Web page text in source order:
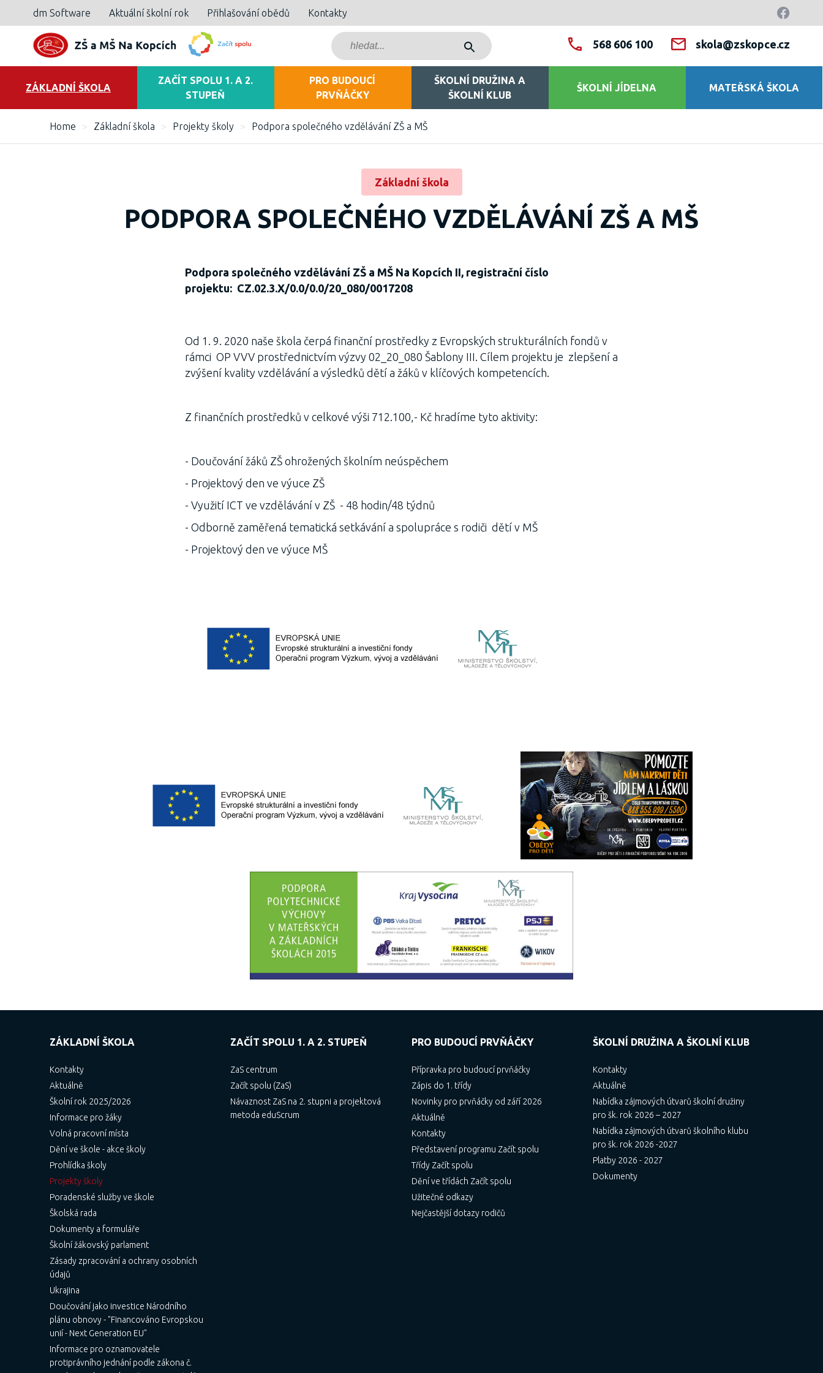
dm Software Aktuální školní rok Přihlašování obědů Kontakty
568 606 100 skola@zskopce.cz
ZÁKLADNÍ ŠKOLA
ZAČÍT SPOLU 1. A 2.
STUPEŇ
PRO BUDOUCÍ
PRVŇÁČKY
ŠKOLNÍ DRUŽINA A
ŠKOLNÍ KLUB
ŠKOLNÍ JÍDELNA MATEŘSKÁ ŠKOLA
Home > Základní škola > Projekty školy > Podpora společného vzdělávání ZŠ a MŠ
Základní škola
PODPORA SPOLEČNÉHO VZDĚLÁVÁNÍ ZŠ A MŠ
Podpora společného vzdělávání ZŠ a MŠ Na Kopcích II, registrační číslo
projektu: CZ.02.3.X/0.0/0.0/20_080/0017208
Od 1. 9. 2020 naše škola čerpá finanční prostředky z Evropských strukturálních fondů v
rámci OP VVV prostřednictvím výzvy 02_20_080 Šablony III. Cílem projektu je zlepšení a
zvýšení kvality vzdělávání a výsledků dětí a žáků v klíčových kompetencích.
Z finančních prostředků v celkové výši 712.100,- Kč hradíme tyto aktivity:
- Doučování žáků ZŠ ohrožených školním neúspěchem
- Projektový den ve výuce ZŠ
- Využití ICT ve vzdělávání v ZŠ - 48 hodin/48 týdnů
- Odborně zaměřená tematická setkávání a spolupráce s rodiči dětí v MŠ
- Projektový den ve výuce MŠ
ZÁKLADNÍ ŠKOLA
Kontakty
Aktuálně
Školní rok 2025/2026
Informace pro žáky
Volná pracovní místa
Dění ve škole - akce školy
Prohlídka školy
Projekty školy
Poradenské služby ve škole
Školská rada
Dokumenty a formuláře
Školní žákovský parlament
Zásady zpracování a ochrany osobních
údajů
Ukrajina
Doučování jako investice Národního
plánu obnovy - "Financováno Evropskou
unií - Next Generation EU"
Informace pro oznamovatele
protiprávního jednání podle zákona č.
ZAČÍT SPOLU 1. A 2. STUPEŇ
ZaS centrum
Začít spolu (ZaS)
Návaznost ZaS na 2. stupni a projektová
metoda eduScrum
PRO BUDOUCÍ PRVŇÁČKY
Přípravka pro budoucí prvňáčky
Zápis do 1. třídy
Novinky pro prvňáčky od září 2026
Aktuálně
Kontakty
Představení programu Začít spolu
Třídy Začít spolu
Dění ve třídách Začít spolu
Užitečné odkazy
Nejčastější dotazy rodičů
ŠKOLNÍ DRUŽINA A ŠKOLNÍ KLUB
Kontakty
Aktuálně
Nabídka zájmových útvarů školní družiny
pro šk. rok 2026 – 2027
Nabídka zájmových útvarů školního klubu
pro šk. rok 2026 -2027
Platby 2026 - 2027
Dokumenty